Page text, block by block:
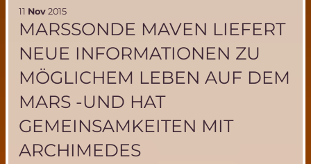
meet
11 Nov 2015
MARSSONDE MAVEN LIEFERT
NEUE INFORMATIONEN ZU
MÖGLICHEM LEBEN AUF DEM
MARS -UND HAT
GEMEINSAMKEITEN MIT
ARCHIMEDES